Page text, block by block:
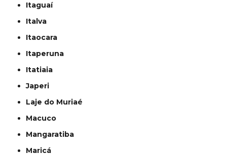
Itaguaí
Italva
Itaocara
Itaperuna
Itatiaia
Japeri
Laje do Muriaé
Macuco
Mangaratiba
Maricá